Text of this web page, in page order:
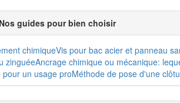
Nos guides pour bien choisir
chimiqueVis pour bac acier et panneau
zinguéeAncrage chimique ou mécanique:
un usage proMéthode de pose d'une